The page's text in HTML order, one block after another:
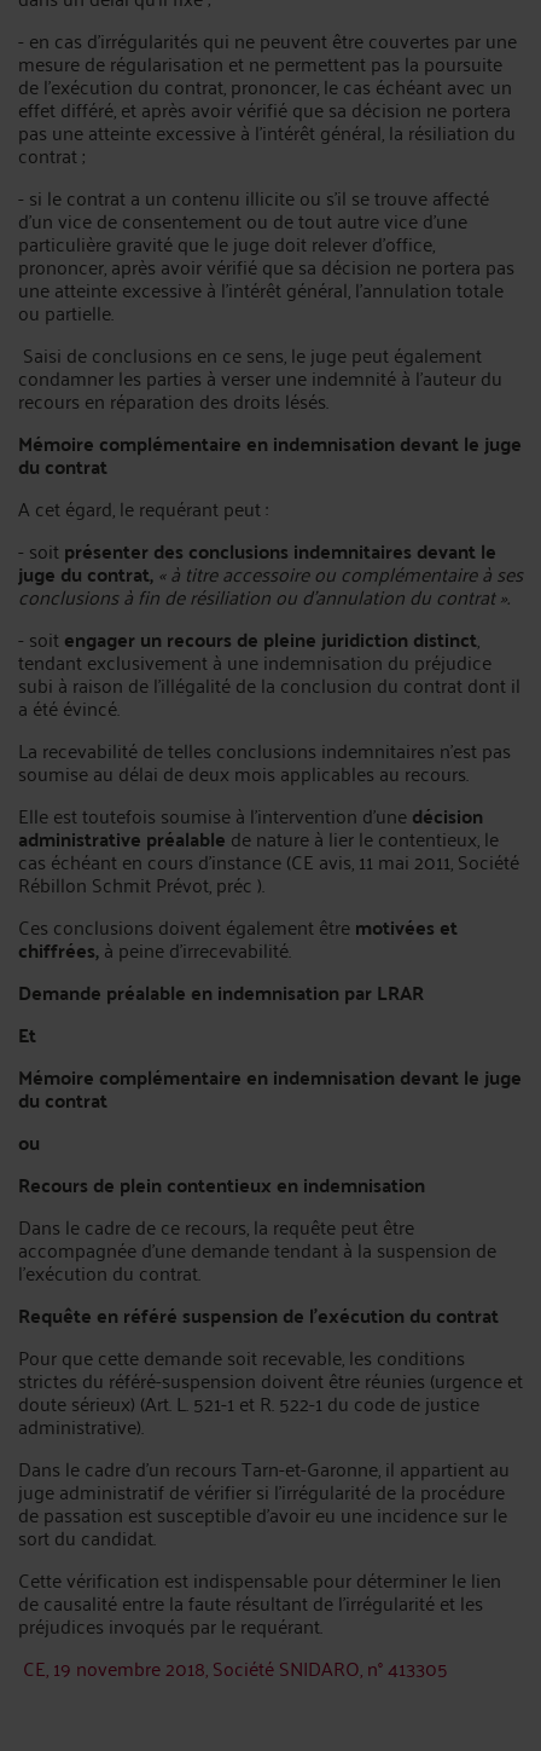
- en cas d’irrégularités qui ne peuvent être couvertes par une
mesure de régularisation et ne permettent pas la poursuite
de l’exécution du contrat, prononcer, le cas échéant avec un
effet différé, et après avoir vérifié que sa décision ne portera
pas une atteinte excessive à l’intérêt général, la résiliation du
contrat ;
- si le contrat a un contenu illicite ou s’il se trouve affecté
d’un vice de consentement ou de tout autre vice d’une
particulière gravité que le juge doit relever d’office,
prononcer, après avoir vérifié que sa décision ne portera pas
une atteinte excessive à l’intérêt général, l’annulation totale
ou partielle.
Saisi de conclusions en ce sens, le juge peut également
condamner les parties à verser une indemnité à l’auteur du
recours en réparation des droits lésés.
Mémoire complémentaire en indemnisation devant le juge
du contrat
A cet égard, le requérant peut :
- soitprésenter des conclusions indemnitaires devant le
juge du contrat,« à titre accessoire ou complémentaire à ses
conclusions à fin de résiliation ou d’annulation du contrat ».
- soitengager un recours de pleine juridiction distinct,
tendant exclusivement à une indemnisation du préjudice
subi à raison de l’illégalité de la conclusion du contrat dont il
a été évincé.
La recevabilité de telles conclusions indemnitaires n’est pas
soumise au délai de deux mois applicables au recours.
Elle est toutefois soumise à l’intervention d’unedécision
administrative préalable de nature à lier le contentieux, le
cas échéant en cours d’instance (CE avis, 11 mai 2011, Société
Rébillon Schmit Prévot, préc ).
Ces conclusions doivent également êtremotivées et
chiffrées,à peine d’irrecevabilité.
Demande préalable en indemnisation par LRAR
Et
Mémoire complémentaire en indemnisation devant le juge
du contrat
ou
Recours de plein contentieux en indemnisation
Dans le cadre de ce recours, la requête peut être
accompagnée d’une demande tendant à la suspension de
l’exécution du contrat.
Requête en référé suspension de l'exécution du contrat
Pour que cette demande soit recevable, les conditions
strictes du référé-suspension doivent être réunies (urgence et
doute sérieux) (Art. L. 521-1 et R. 522-1 du code de justice
administrative).
Dans le cadre d’un recours Tarn-et-Garonne, il appartient au
juge administratif de vérifier si l’irrégularité de la procédure
de passation est susceptible d’avoir eu une incidence sur le
sort du candidat.
Cette vérification est indispensable pour déterminer le lien
de causalité entre la faute résultant de l’irrégularité et les
préjudices invoqués par le requérant.
CE, 19 novembre 2018, Société SNIDARO, n° 413305